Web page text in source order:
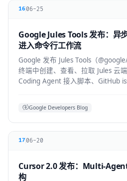
1606-25
Google Jules Tools 发布：异
进入命令行工作流
Google 发布 Jules Tools（
终端中创建、查看、拉取 Jules 云
Coding Agent 接入脚本、GitHub
Google Developers Blog
17 06-20
Cursor 2.0 发布：Multi-
构